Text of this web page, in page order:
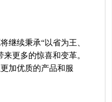
继续秉承“以省为王、
更多的惊喜和变革。
加优质的产品和服